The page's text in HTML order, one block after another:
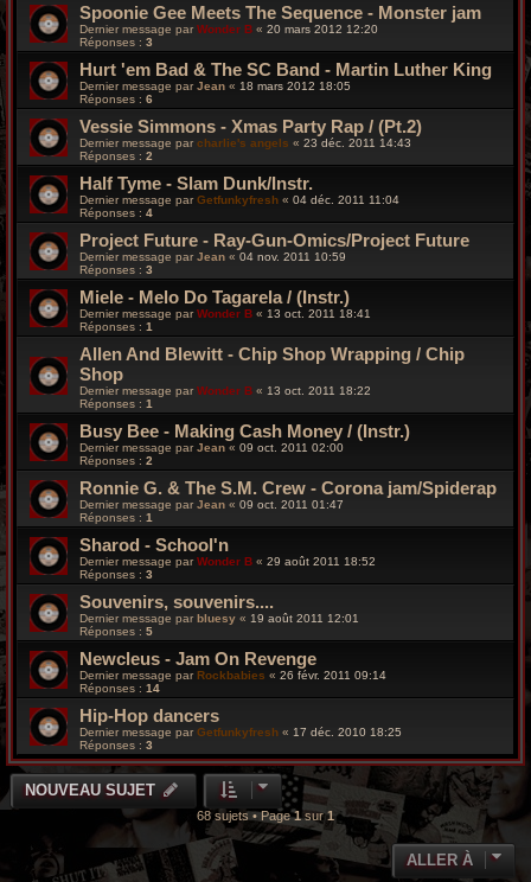
Spoonie Gee Meets The Sequence - Monster jam
Dernier message par Wonder B « 20 mars 2012 12:20
Réponses : 3
Hurt 'em Bad & The SC Band - Martin Luther King
Dernier message parJean « 18 mars 2012 18:05
Réponses : 6
Vessie Simmons - Xmas Party Rap / (Pt.2)
Dernier message par charlie's angels « 23 déc. 2011 14:43
Réponses : 2
Half Tyme - Slam Dunk/Instr.
Dernier message parGetfunkyfresh « 04 déc. 2011 11:04
Réponses : 4
Project Future - Ray-Gun-Omics/Project Future
Dernier message par Jean « 04 nov. 2011 10:59
Réponses : 3
Miele - Melo Do Tagarela / (Instr.)
Dernier message parWonder B « 13 oct. 2011 18:41
Réponses : 1
Allen And Blewitt - Chip Shop Wrapping / Chip
Shop
Dernier message par Wonder B « 13 oct. 2011 18:22
Réponses : 1
Busy Bee - Making Cash Money / (Instr.)
Dernier message parJean « 09 oct. 2011 02:00
Réponses : 2
Ronnie G. & The S.M. Crew - Corona jam/Spiderap
Dernier message par Jean « 09 oct. 2011 01:47
Réponses : 1
Sharod - School'n
Dernier message parWonder B « 29 août 2011 18:52
Réponses : 3
Souvenirs, souvenirs....
Dernier message par bluesy « 19 août 2011 12:01
Réponses : 5
Newcleus - Jam On Revenge
Dernier message parRockbabies « 26 févr. 2011 09:14
Réponses : 14
Hip-Hop dancers
Dernier message par Getfunkyfresh « 17 déc. 2010 18:25
Réponses : 3
NOUVEAU SUJET
68 sujets • Page1sur1
ALLER À